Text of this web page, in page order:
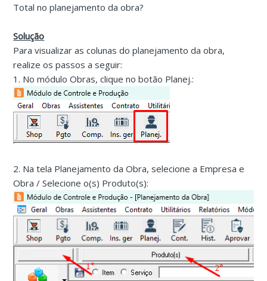
Total no planejamento da obra?
Solução
Para visualizar as colunas do planejamento da obra,
realize os passos a seguir:
1. No módulo Obras, clique no botão Planej.:
2. Na tela Planejamento da Obra, selecione a Empresa e
Obra / Selecione o(s) Produto(s):